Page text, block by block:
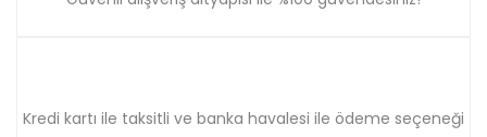
Kredi kartı ile taksitli ve banka havalesi ile ödeme seçeneği